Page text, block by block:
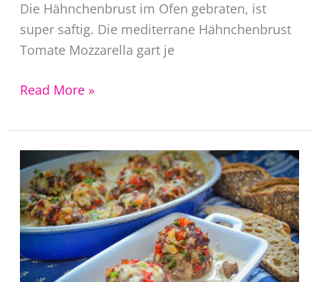
Die Hähnchenbrust im Ofen gebraten, ist
super saftig. Die mediterrane Hähnchenbrust
Tomate Mozzarella gart je
Hähnchenbrust
Ofen
überbacken
Caprese
Read More »